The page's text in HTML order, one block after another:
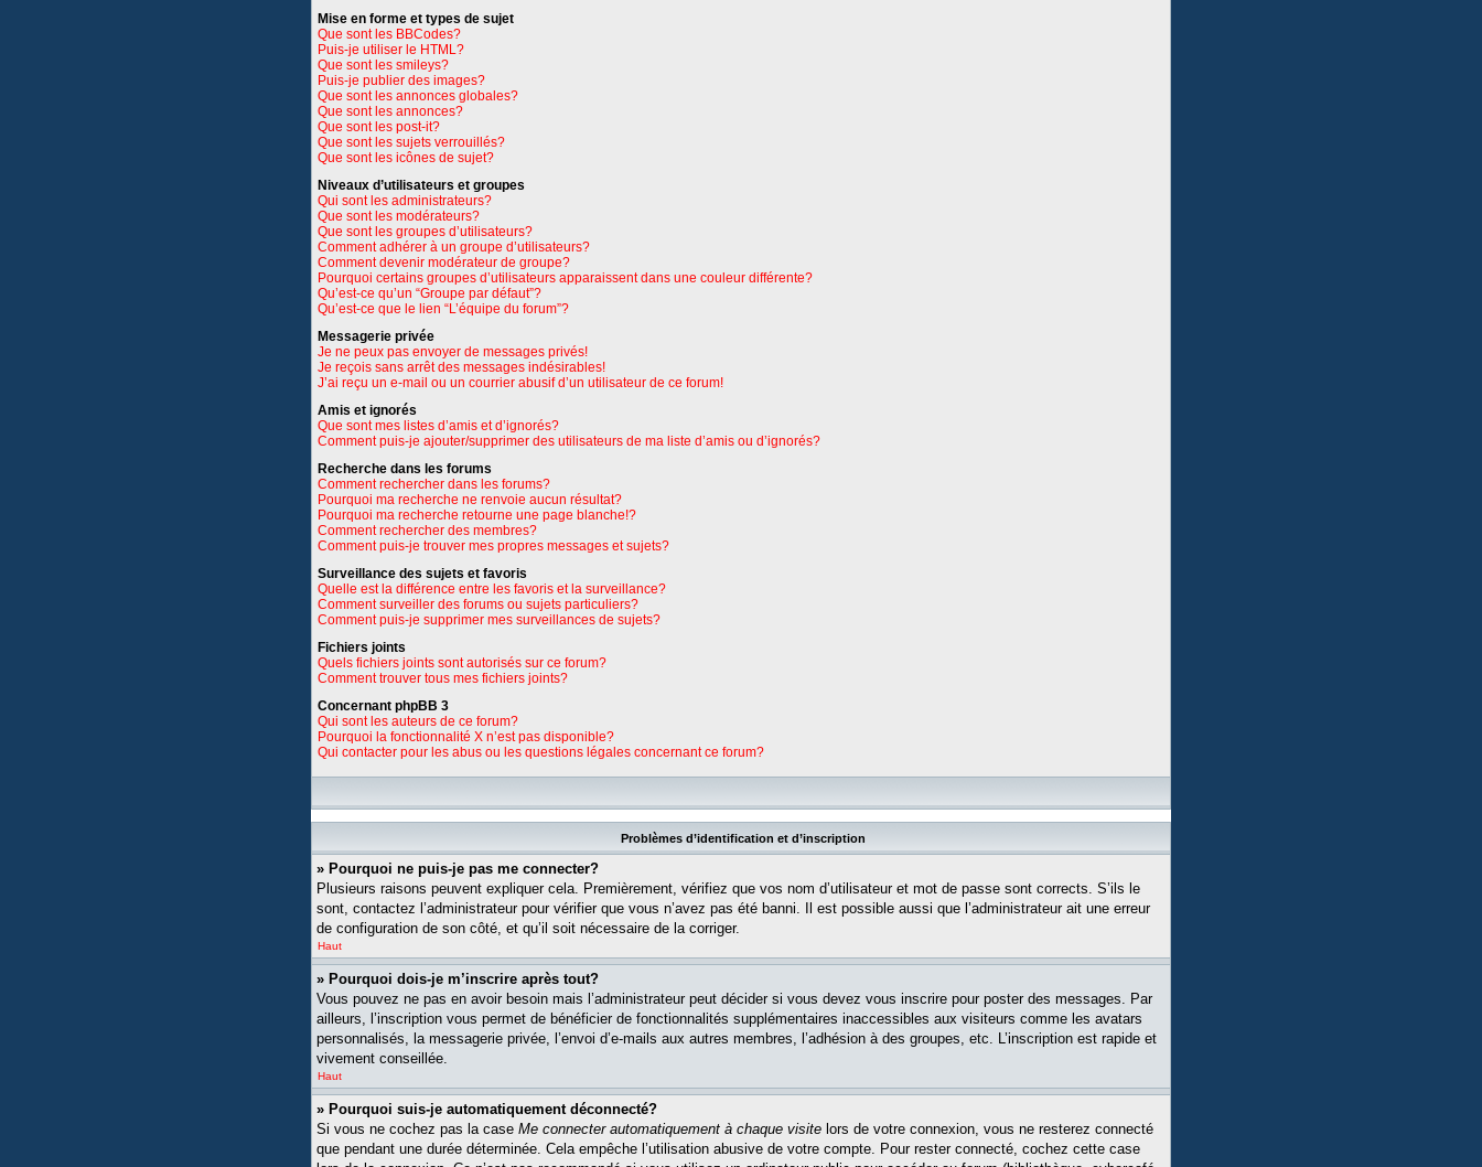
Mise en forme et types de sujet
Que sont les BBCodes?
Puis-je utiliser le HTML?
Que sont les smileys?
Puis-je publier des images?
Que sont les annonces globales?
Que sont les annonces?
Que sont les post-it?
Que sont les sujets verrouillés?
Que sont les icônes de sujet?
Niveaux d’utilisateurs et groupes
Qui sont les administrateurs?
Que sont les modérateurs?
Que sont les groupes d’utilisateurs?
Comment adhérer à un groupe d’utilisateurs?
Comment devenir modérateur de groupe?
Pourquoi certains groupes d’utilisateurs apparaissent dans une couleur différente?
Qu’est-ce qu’un “Groupe par défaut”?
Qu’est-ce que le lien “L’équipe du forum”?
Messagerie privée
Je ne peux pas envoyer de messages privés!
Je reçois sans arrêt des messages indésirables!
J’ai reçu un e-mail ou un courrier abusif d’un utilisateur de ce forum!
Amis et ignorés
Que sont mes listes d’amis et d’ignorés?
Comment puis-je ajouter/supprimer des utilisateurs de ma liste d’amis ou d’ignorés?
Recherche dans les forums
Comment rechercher dans les forums?
Pourquoi ma recherche ne renvoie aucun résultat?
Pourquoi ma recherche retourne une page blanche!?
Comment rechercher des membres?
Comment puis-je trouver mes propres messages et sujets?
Surveillance des sujets et favoris
Quelle est la différence entre les favoris et la surveillance?
Comment surveiller des forums ou sujets particuliers?
Comment puis-je supprimer mes surveillances de sujets?
Fichiers joints
Quels fichiers joints sont autorisés sur ce forum?
Comment trouver tous mes fichiers joints?
Concernant phpBB 3
Qui sont les auteurs de ce forum?
Pourquoi la fonctionnalité X n’est pas disponible?
Qui contacter pour les abus ou les questions légales concernant ce forum?
Problèmes d’identification et d’inscription
» Pourquoi ne puis-je pas me connecter?
Plusieurs raisons peuvent expliquer cela. Premièrement, vérifiez que vos nom d’utilisateur et mot de passe sont corrects. S’ils le
sont, contactez l’administrateur pour vérifier que vous n’avez pas été banni. Il est possible aussi que l’administrateur ait une erreur
de configuration de son côté, et qu’il soit nécessaire de la corriger.
Haut
» Pourquoi dois-je m’inscrire après tout?
Vous pouvez ne pas en avoir besoin mais l’administrateur peut décider si vous devez vous inscrire pour poster des messages. Par
ailleurs, l’inscription vous permet de bénéficier de fonctionnalités supplémentaires inaccessibles aux visiteurs comme les avatars
personnalisés, la messagerie privée, l’envoi d’e-mails aux autres membres, l’adhésion à des groupes, etc. L’inscription est rapide et
vivement conseillée.
Haut
» Pourquoi suis-je automatiquement déconnecté?
Si vous ne cochez pas la case Me connecter automatiquement à chaque visite lors de votre connexion, vous ne resterez connecté
que pendant une durée déterminée. Cela empêche l’utilisation abusive de votre compte. Pour rester connecté, cochez cette case